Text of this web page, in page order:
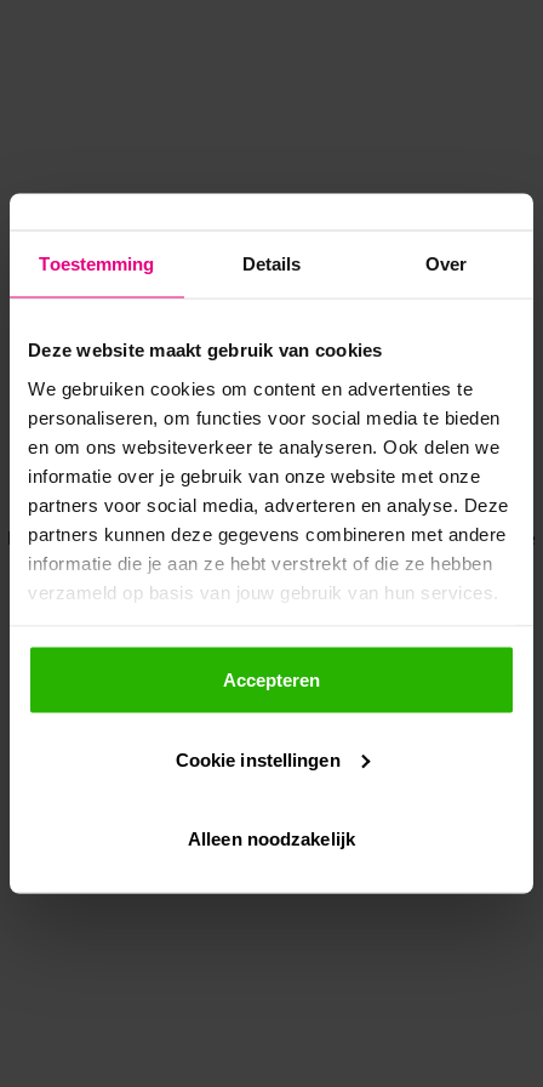
Toestemming Details Over
Deze website maakt gebruik van cookies
We gebruiken cookies om content en advertenties te
personaliseren, om functies voor social media te bieden
en om ons websiteverkeer te analyseren. Ook delen we
informatie over je gebruik van onze website met onze
partners voor social media, adverteren en analyse. Deze
partners kunnen deze gegevens combineren met andere
informatie die je aan ze hebt verstrekt of die ze hebben
verzameld op basis van jouw gebruik van hun services.
Als je op "Accepteer" klikt, dan geef je Voordeeluitjes.nl
toestemming om cookies voor social media en
gepersonaliseerde advertenties te plaatsen.
Lees hier meer over in onsprivacybeleid
Via "Cookie instellingen" kun je ook zelf instellen welke
Accepteren
Cookie instellingen
Alleen noodzakelijk
Application error: a client-side exception has occurred while
loadingwww.voordeeluitjes.nl (see the browser console for more
information).